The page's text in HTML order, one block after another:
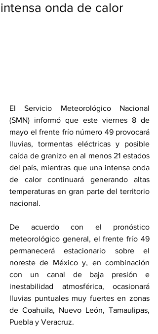
intensa onda de calor
El Servicio Meteorológico Nacional
(SMN) informó que este viernes 8 de
mayo el frente frío número 49 provocará
lluvias, tormentas eléctricas y posible
caída de granizo en al menos 21 estados
del país, mientras que una intensa onda
de calor continuará generando altas
temperaturas en gran parte del territorio
nacional.
De acuerdo con el pronóstico
meteorológico general, el frente frío 49
permanecerá estacionario sobre el
noreste de México y, en combinación
con un canal de baja presión e
inestabilidad atmosférica, ocasionará
lluvias puntuales muy fuertes en zonas
de Coahuila, Nuevo León, Tamaulipas,
Puebla y Veracruz.